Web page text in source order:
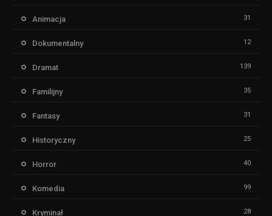
Animacja 31
Dokumentalny 12
Dramat 139
Familijny 35
Fantasy 31
Historyczny 25
Horror 40
Komedia 99
Kryminał 28